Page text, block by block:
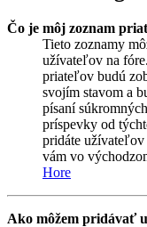
Čo je môj zoznam
Tieto zoznamy
užívateľov na
priateľov budú
svojím stavom a
písaní
príspevky od
pridáte
vám vo
Hore
Ako môžem pridávať